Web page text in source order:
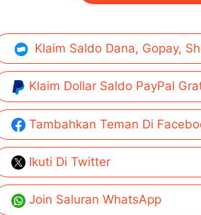
Klaim Saldo Dana, Gopay,
Klaim Dollar Saldo PayPal
Tambahkan Teman Di
Ikuti Di Twitter
Join Saluran WhatsApp